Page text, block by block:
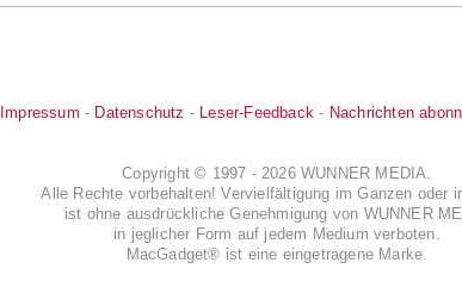
Impressum - Datenschutz - Leser-Feedback - Nachrichten
Copyright © 1997 - 2026 WUNNER MEDIA.
Alle Rechte vorbehalten! Vervielfältigung im Ganzen oder
ist ohne ausdrückliche Genehmigung von WUNNER
in jeglicher Form auf jedem Medium verboten.
MacGadget® ist eine eingetragene Marke.